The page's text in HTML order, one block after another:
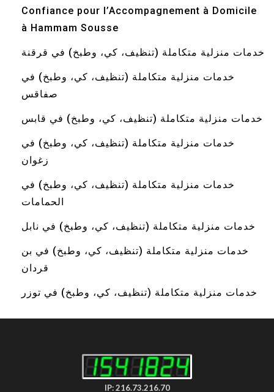
Confiance pour l’Accompagnement à Domicile
à Hammam Sousse
خدمات منزلية متكاملة (تنظيف، كي، وطبخ) في قرقنة
خدمات منزلية متكاملة (تنظيف، كي، وطبخ) في
صفاقس
خدمات منزلية متكاملة (تنظيف، كي، وطبخ) في قابس
خدمات منزلية متكاملة (تنظيف، كي، وطبخ) في
زغوان
خدمات منزلية متكاملة (تنظيف، كي، وطبخ) في
الحمامات
خدمات منزلية متكاملة (تنظيف، كي، وطبخ) في نابل
خدمات منزلية متكاملة (تنظيف، كي، وطبخ) في بن
قردان
خدمات منزلية متكاملة (تنظيف، كي، وطبخ) في توزر
IP: 216.73.216.70